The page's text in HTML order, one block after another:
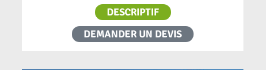
DESCRIPTIF
DEMANDER UN DEVIS